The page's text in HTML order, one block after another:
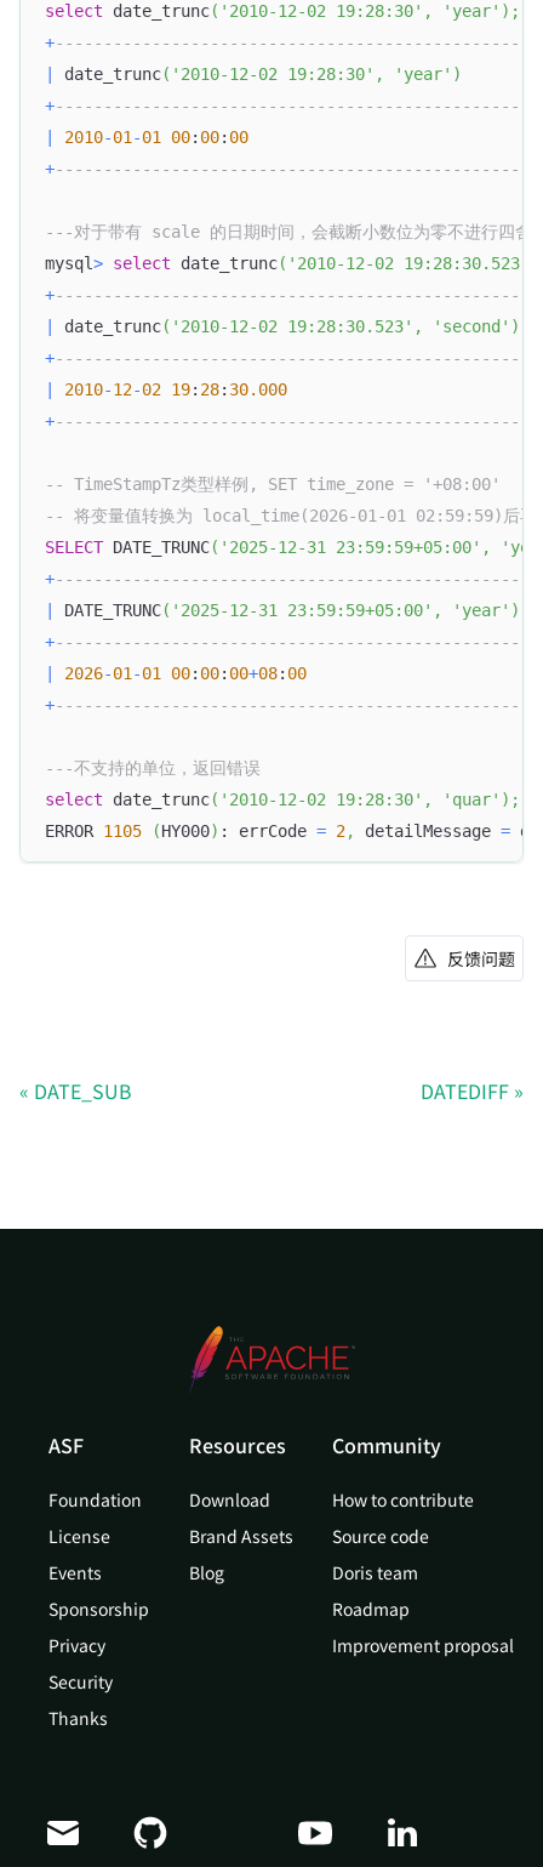
select date_trunc( '2010-12-02 19:28:30' , 'year' ) ;
+-------------------------------------------------+
date_trunc( '2010-12-02 19:28:30' , 'year' )
+-------------------------------------------------+
2010-01 -01 00: 00: 00
+-------------------------------------------------+
---对于带有 scale 的日期时间，会截断小数位为零不进行四舍
mysql> select date_trunc( '2010-12-02 19:28:30.523'
+-------------------------------------------------+
date_trunc( '2010-12-02 19:28:30.523' , 'second' )
+-------------------------------------------------+
2010-12-02 19: 28: 30.000
+-------------------------------------------------+
-- TimeStampTz类型样例, SET time_zone = '+08:00'
-- 将变量值转换为 local_time(2026-01-01 02:59:59)后再做
SELECT DATE_TRUNC( '2025-12-31 23:59:59+05:00' ,
+-------------------------------------------------+
DATE_TRUNC( '2025-12-31 23:59:59+05:00' , 'year' )
+-------------------------------------------------+
2026-01 -01 00: 00: 00+08: 00
+-------------------------------------------------+
---不支持的单位，返回错误
select date_trunc( '2010-12-02 19:28:30' , 'quar' ) ;
ERROR 1105 (HY000) : errCode = 2, detailMessage =
反馈问题
DATE_SUB DATEDIFF
ASF
Foundation
License
Events
Sponsorship
Privacy
Security
Thanks
Resources
Download
Brand Assets
Blog
Community
How to contribute
Source code
Doris team
Roadmap
Improvement proposal